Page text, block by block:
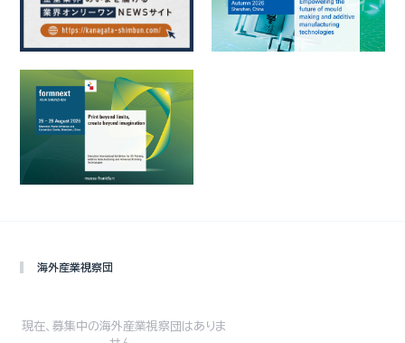
海外産業視察団
現在、募集中の海外産業視察団はありま